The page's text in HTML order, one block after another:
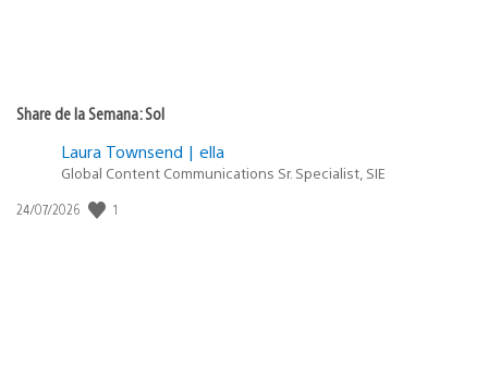
Share de la Semana: Sol
Laura Townsend | ella
Global Content Communications Sr. Specialist, SIE
Fecha
24/07/2026 1